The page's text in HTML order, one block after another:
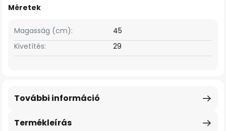
Méretek
Magasság (cm):
45
Kivetítés:
29
Termékleírás
További információ